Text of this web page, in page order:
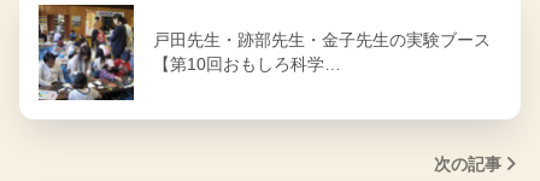
戸田先生・跡部先生・金子先生の実験ブース
【第10回おもしろ科学…
次の記事